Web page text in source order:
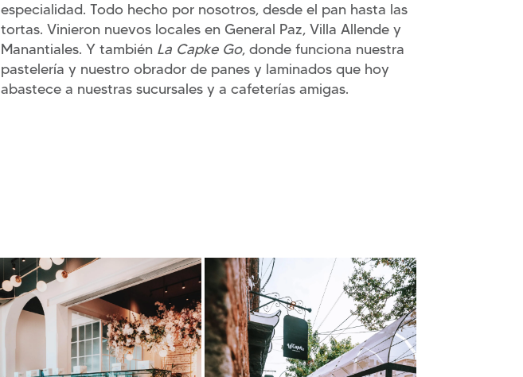
especialidad. Todo hecho por nosotros, desde el pan hasta las
tortas. Vinieron nuevos locales en General Paz, Villa Allende y
Manantiales. Y también La Capke Go, donde funciona nuestra
pastelería y nuestro obrador de panes y laminados que hoy
abastece a nuestras sucursales y a cafeterías amigas.